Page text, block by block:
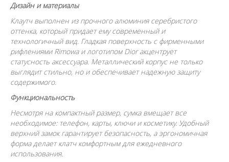
Дизайн и материалы
Клаутч выполнен из прочного алюминия серебристого
оттенка, который придает ему современный и
технологичный вид. Гладкая поверхность с фирменными
рифлениями Rimowa и логотипом Dior акцентрует
статусность аксессуара. Металлический корпус не только
выглядит стильно, но и обеспечивает надежную защиту
содержимого.
Функциональность
Несмотря на компактный размер, сумка вмещает все
необходимое: телефон, карты, ключи и косметику. Удобный
верхний замок гарантирует безопасность, а эргономичная
форма делает клатч комфортным для ежедневного
использования.